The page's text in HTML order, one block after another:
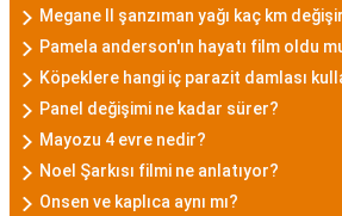
Megane II şanzıman yağı kaç km
Pamela anderson'ın hayatı film oldu
Köpeklere hangi iç parazit damlası
Panel değişimi ne kadar sürer?
Mayozu 4 evre nedir?
Noel Şarkısı filmi ne anlatıyor?
Onsen ve kaplıca aynı mı?